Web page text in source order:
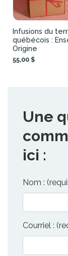
Infusions du
québécois :
Origine
55,00 $
Une
ici :
Nom :
Courriel :